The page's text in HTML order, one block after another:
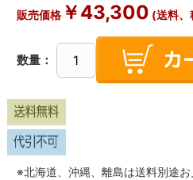
販売価格￥43,300 (送料、
数量：
※北海道、沖縄、離島は送料別途お